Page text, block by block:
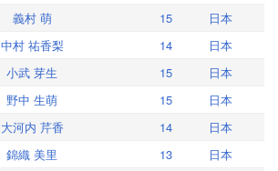
義村 萌 15
日本
中村 祐香梨 14
日本
小武 芽生 15
日本
野中 生萌 15
日本
大河内 芹香 14
日本
錦織 美里 13
日本